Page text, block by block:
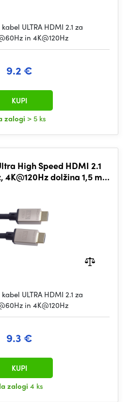
ULTRA HDMI 2.1 za
in 4K@120Hz
9.2 €
zalogi > 5 ks
KUPI
High Speed HDMI 2.1
4K@120Hz dolžina 1,5 m
ULTRA HDMI 2.1 za
in 4K@120Hz
9.3 €
zalogi 4 ks
KUPI